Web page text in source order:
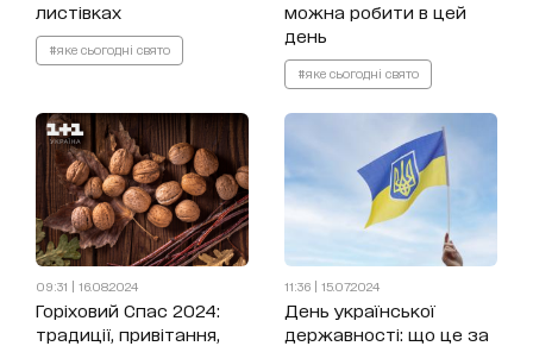
листівках
#яке сьогодні свято
можна робити в цей
день
#яке сьогодні свято
09:31 | 16.08.2024
Горіховий Спас 2024:
традиції, привітання,
11:36 | 15.07.2024
День української
державності: що це за